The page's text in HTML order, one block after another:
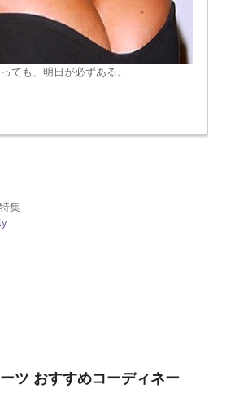
ても、明日が必ずある。
集
ツ おすすめコーディネー